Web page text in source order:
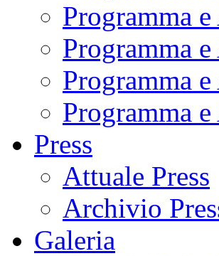
Programma
Programma
Programma
Programma
Press
Attuale Press
Archivio
Galeria